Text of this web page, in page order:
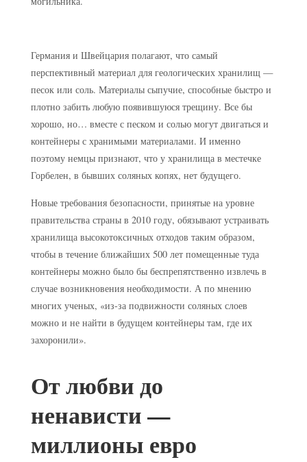
Германия и Швейцария полагают, что самый
перспективный материал для геологических хранилищ —
песок или соль. Материалы сыпучие, способные быстро и
плотно забить любую появившуюся трещину. Все бы
хорошо, но… вместе с песком и солью могут двигаться и
контейнеры с хранимыми материалами. И именно
поэтому немцы признают, что у хранилища в местечке
Горбелен, в бывших соляных копях, нет будущего.
Новые требования безопасности, принятые на уровне
правительства страны в 2010 году, обязывают устраивать
хранилища высокотоксичных отходов таким образом,
чтобы в течение ближайших 500 лет помещенные туда
контейнеры можно было бы беспрепятственно извлечь в
случае возникновения необходимости. А по мнению
многих ученых, «из-за подвижности соляных слоев
можно и не найти в будущем контейнеры там, где их
захоронили».
От любви до
ненависти —
миллионы евро